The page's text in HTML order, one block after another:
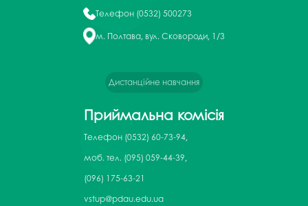
Телефон (0532) 500273
м. Полтава, вул. Сковороди, 1/3
Дистанційне навчання
Приймальна комісія
Телефон (0532) 60-73-94,
моб. тел. (095) 059-44-39,
(096) 175-63-21
vstup@pdau.edu.ua